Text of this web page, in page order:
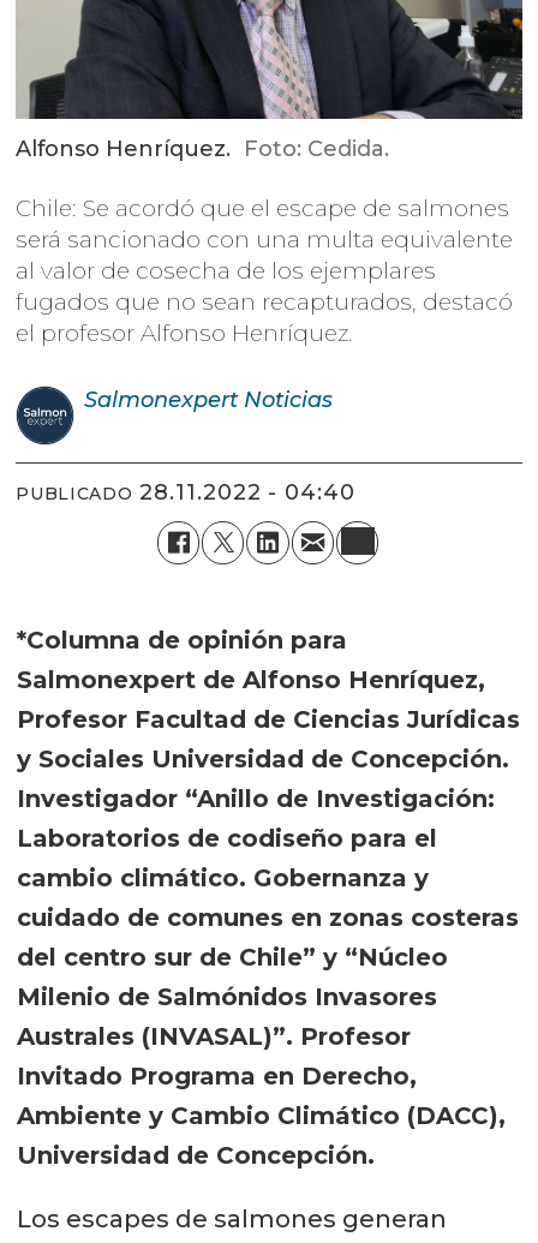
Alfonso Henríquez. Foto: Cedida.
Chile: Se acordó que el escape de salmones
será sancionado con una multa equivalente
al valor de cosecha de los ejemplares
fugados que no sean recapturados, destacó
el profesor Alfonso Henríquez.
Salmonexpert Noticias
PUBLICADO 28.11.2022 - 04:40
*Columna de opinión para
Salmonexpert de Alfonso Henríquez,
Profesor Facultad de Ciencias Jurídicas
y Sociales Universidad de Concepción.
Investigador “Anillo de Investigación:
Laboratorios de codiseño para el
cambio climático. Gobernanza y
cuidado de comunes en zonas costeras
del centro sur de Chile” y “Núcleo
Milenio de Salmónidos Invasores
Australes (INVASAL)”. Profesor
Invitado Programa en Derecho,
Ambiente y Cambio Climático (DACC),
Universidad de Concepción.
Los escapes de salmones generan